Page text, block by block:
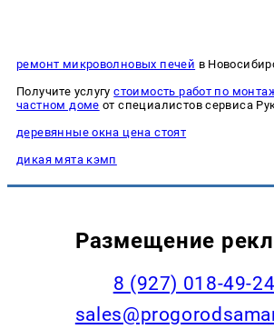
ремонт микроволновых печей в
Получите услугустоимость работ по
частном доме от специалистов сервиса
деревянные окна цена стоят
дикая мята кэмп
Размещение
8 (927) 018-49-24